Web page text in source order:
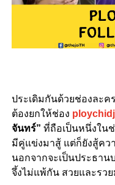
ประเดิมกันด้วยช่องละ
ต้องยกให้ช่อง
จันทร์” ที่ถือเป็นหนึ่งใน
มีคู่แข่งมาสู้ แต่ก็ยังสู้คว
นอกจากจะเป็นประธาน
จึ้งไม่แพ้กัน สวยและรว